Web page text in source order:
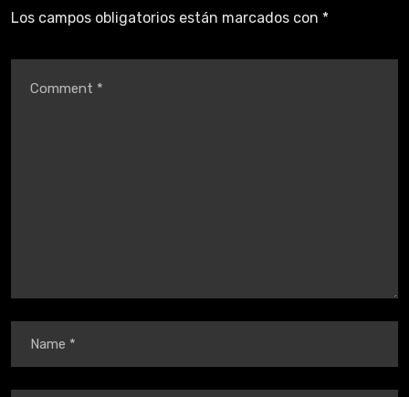
Los campos obligatorios están marcados con *